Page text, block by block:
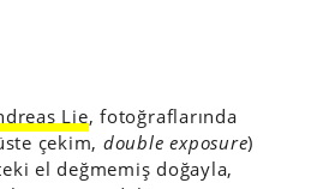
Lie, fotoğraflarında
çekim, double exposure)
el değmemiş doğayla,